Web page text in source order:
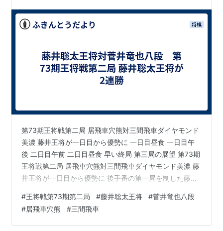
第73期王将戦第二局 居飛車穴熊対三間飛車ダイヤモンド
美濃 藤井王将が一日目から優勢に 一日目昼食 一日目午
後 二日目午前 二日目昼食 早い終局 第三局の展望 第73期
王将戦第二局 居飛車穴熊対三間飛車ダイヤモンド美濃 藤
井王将が一日目から優勢に 後手番の第一局を制した藤井
た第二局。またしても三間飛車でした。藤井王将も居飛
車穴熊に構えて、ここの所両者はほぼ同じような形での
戦いを続けている印象です。一日目から優勢となった藤
#王将戦第73期第二局 #藤井聡太王将 #菅井竜也八段
#居飛車穴熊 #三間飛車